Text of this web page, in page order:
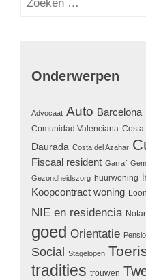
Onderwerpen
Advocaat Auto Barcelona
Comunidad Valenciana Costa
Daurada Costa del Azahar
Fiscaal resident Garraf
Gezondheidszorg huurwoning
Koopcontract woning
NIE en residencia
goed Orientatie
Social Stagelopen
tradities trouwen